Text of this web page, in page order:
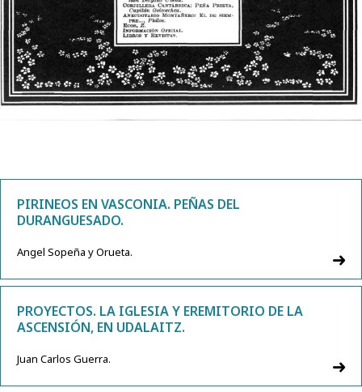
PIRINEOS EN VASCONIA. PEÑAS DEL
DURANGUESADO.
Angel Sopeña y Orueta.
PROYECTOS. LA IGLESIA Y EREMITORIO DE LA
ASCENSIÓN, EN UDALAITZ.
Juan Carlos Guerra.